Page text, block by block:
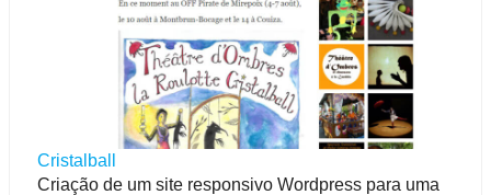
Cristalball
Criação de um site responsivo Wordpress para uma